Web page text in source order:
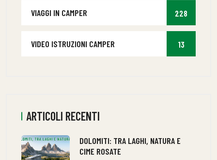
VIAGGI IN CAMPER 228
VIDEO ISTRUZIONI CAMPER 13
ARTICOLI RECENTI
DOLOMITI: TRA LAGHI, NATURA E
CIME ROSATE